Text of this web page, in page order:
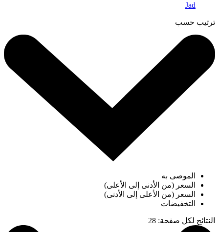
Jad
ترتيب حسب
الموصى به
السعر (من الأدنى إلى الأعلى)
السعر (من الأعلى إلى الأدنى)
التخفيضات
النتائج لكل صفحة:
28